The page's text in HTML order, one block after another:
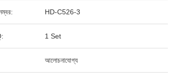
HD-C526-3
1 Set
আলোচনাযোগ্য